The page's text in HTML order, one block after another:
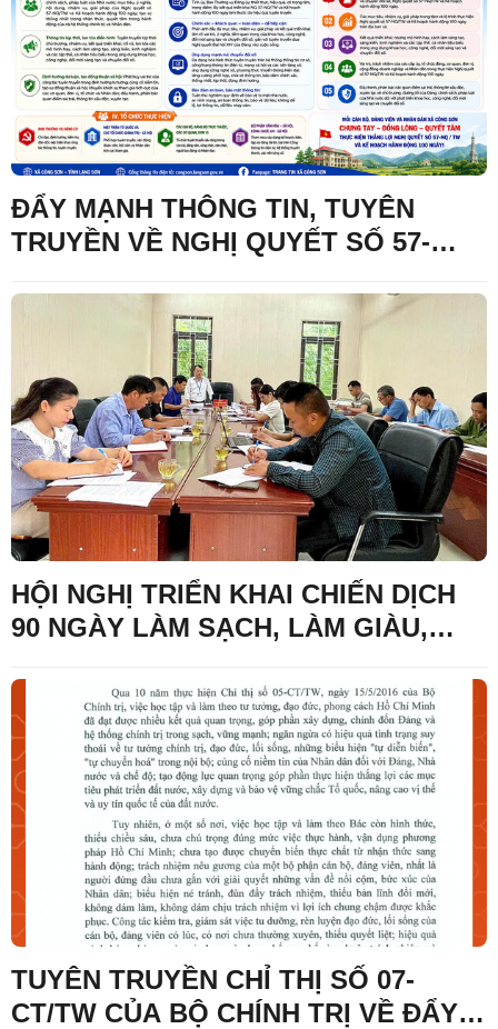
ĐẨY MẠNH THÔNG TIN, TUYÊN
TRUYỀN VỀ NGHỊ QUYẾT SỐ 57-
100 NGÀY XỬ LÝ CÁC ĐIỂM NGHẼN
VỀ CHUYỂN ĐỔI SỐ TRONG HỆ
THỐNG CHÍNH TRỊ
HỘI NGHỊ TRIỂN KHAI CHIẾN DỊCH
90 NGÀY LÀM SẠCH, LÀM GIÀU,
NGÀNH Y TẾ XÃ CÔNG SƠN
TUYÊN TRUYỀN CHỈ THỊ SỐ 07-
CT/TW CỦA BỘ CHÍNH TRỊ VỀ ĐẨY